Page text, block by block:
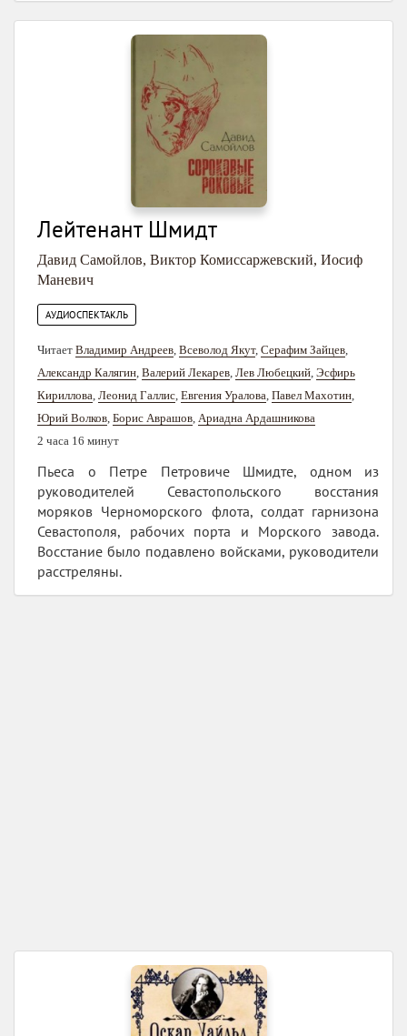
Лейтенант Шмидт
Давид Самойлов, Виктор Комиссаржевский, Иосиф
Маневич
АУДИОСПЕКТАКЛЬ
Читает Владимир Андреев, Всеволод Якут, Серафим Зайцев,
Александр Калягин, Валерий Лекарев, Лев Любецкий, Эсфирь
Кириллова, Леонид Галлис, Евгения Уралова, Павел Махотин,
Юрий Волков, Борис Аврашов, Ариадна Ардашникова
2 часа 16 минут
Пьеса о Петре Петровиче Шмидте, одном из
руководителей Севастопольского восстания
моряков Черноморского флота, солдат гарнизона
Севастополя, рабочих порта и Морского завода.
Восстание было подавлено войсками, руководители
расстреляны.